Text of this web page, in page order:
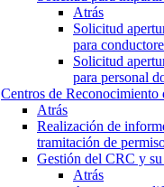
Atrás
Solicitud
para
Solicitud
para personal
Centros de Reconocimiento
Atrás
Realización de
tramitación de
Gestión del CRC y su
Atrás